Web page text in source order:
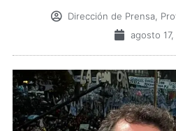
Dirección de Prensa,
agosto